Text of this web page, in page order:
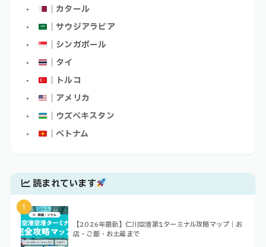
｜カタール
｜サウジアラビア
｜シンガポール
｜タイ
｜トルコ
｜アメリカ
｜ウズベキスタン
｜ベトナム
読まれています
1
【2026年最新】仁川空港第1ターミナル攻略マップ｜お
店・ご飯・お土産まで